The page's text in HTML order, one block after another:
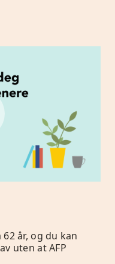
år, og du kan
uten at AFP